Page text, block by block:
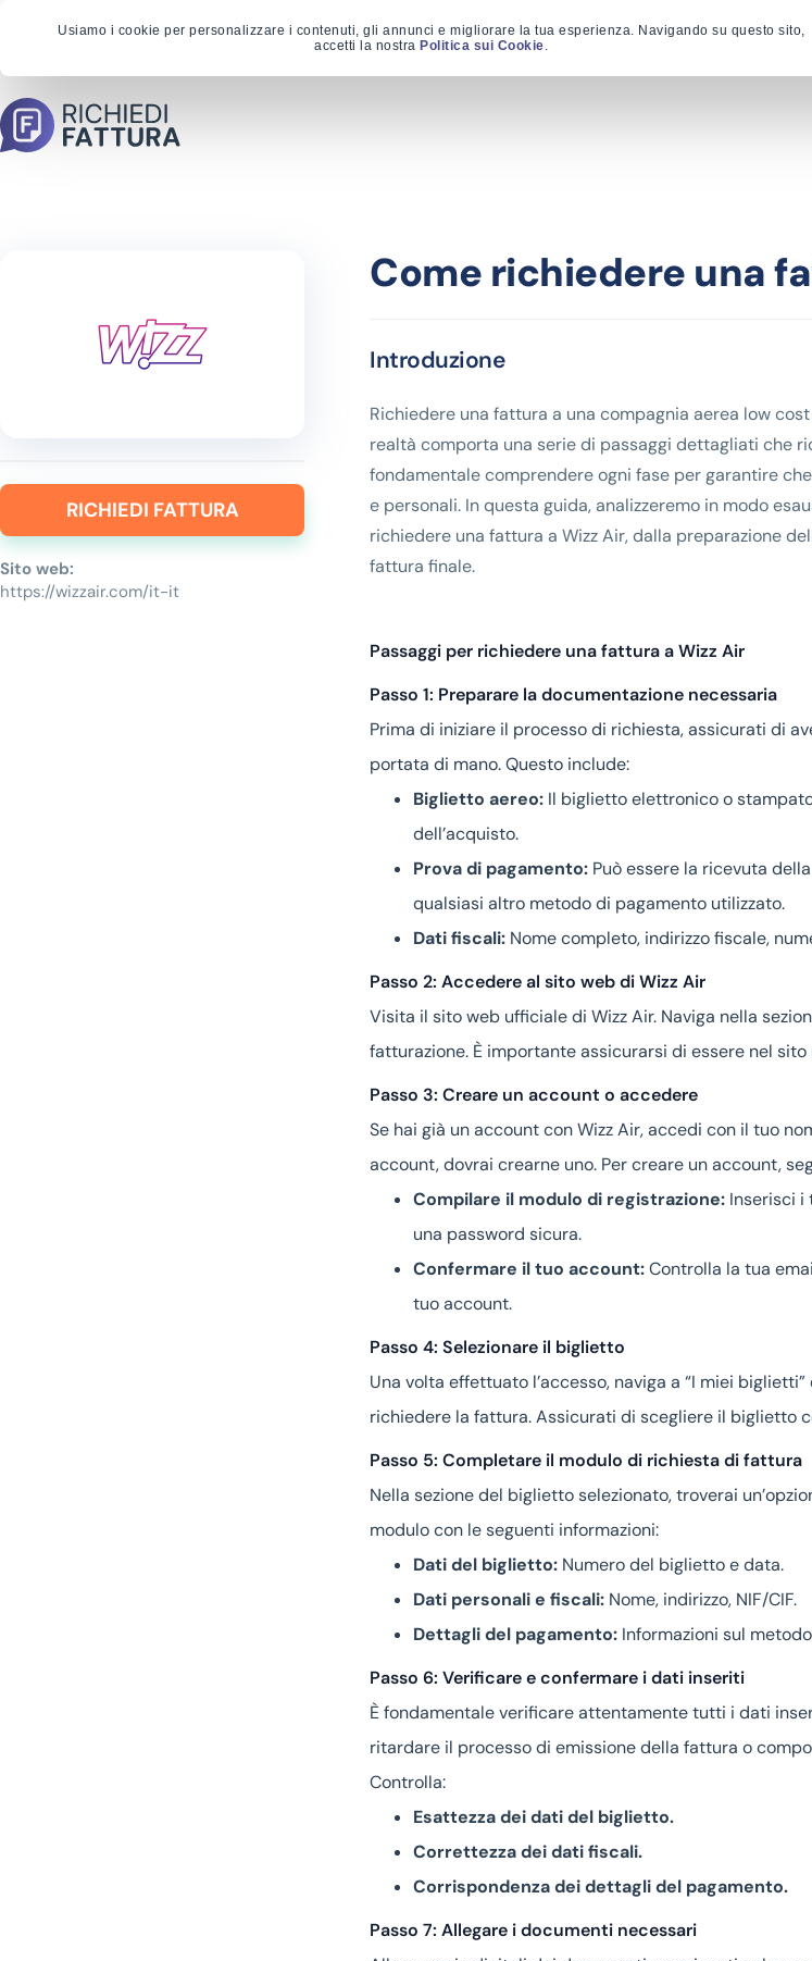
Usiamo i cookie per personalizzare i contenuti, gli annunci e migliorare la tua esperienza. Navigando su questo sito,
accetti la nostra Politica sui Cookie.
RICHIEDI FATTURA
Sito web:
https://wizzair.com/it-it
Come richiedere una
Introduzione
Richiedere una fattura a una compagnia aerea low
realtà comporta una serie di passaggi dettagliati che
fondamentale comprendere ogni fase per garantire
e personali. In questa guida, analizzeremo in modo
richiedere una fattura a Wizz Air, dalla preparazione
fattura finale.
Passaggi per richiedere una fattura a Wizz Air
Passo 1: Preparare la documentazione necessaria
Prima di iniziare il processo di richiesta, assicurati di
portata di mano. Questo include:
Biglietto aereo: Il biglietto elettronico o
dell’acquisto.
Prova di pagamento: Può essere la ricevuta
qualsiasi altro metodo di pagamento utilizzato.
Dati fiscali: Nome completo, indirizzo fiscale,
Passo 2: Accedere al sito web di Wizz Air
Visita il sito web ufficiale di Wizz Air. Naviga nella
fatturazione. È importante assicurarsi di essere nel
Passo 3: Creare un account o accedere
Se hai già un account con Wizz Air, accedi con il tuo
account, dovrai crearne uno. Per creare un account,
Compilare il modulo di registrazione: Inserisci i
una password sicura.
Confermare il tuo account:Controlla la tua
tuo account.
Passo 4: Selezionare il biglietto
Una volta effettuato l’accesso, naviga a “I miei
richiedere la fattura. Assicurati di scegliere il biglietto
Passo 5: Completare il modulo di richiesta di fattura
Nella sezione del biglietto selezionato, troverai
modulo con le seguenti informazioni:
Dati del biglietto: Numero del biglietto e data.
Dati personali e fiscali: Nome, indirizzo, NIF/CIF.
Dettagli del pagamento: Informazioni sul
Passo 6: Verificare e confermare i dati inseriti
È fondamentale verificare attentamente tutti i dati
ritardare il processo di emissione della fattura o
Controlla:
Esattezza dei dati del biglietto.
Correttezza dei dati fiscali.
Corrispondenza dei dettagli del pagamento.
Passo 7: Allegare i documenti necessari